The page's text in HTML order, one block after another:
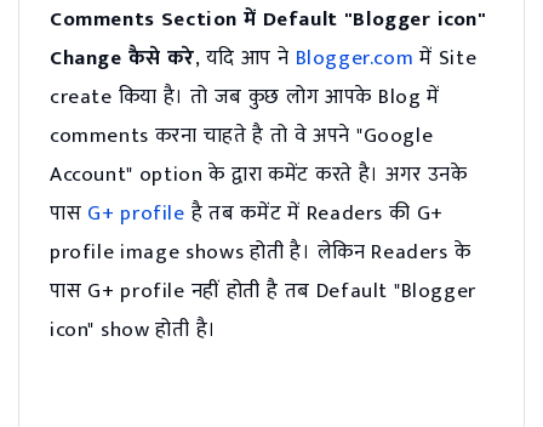
Comments Section में Default "Blogger icon"
Change कैसे करे, यदि आप ने Blogger.com में Site
create किया है। तो जब कुछ लोग आपके Blog में
comments करना चाहते है तो वे अपने "Google
Account" option के द्वारा कमेंट करते है। अगर उनके
पास G+ profile है तब कमेंट में Readers की G+
profile image shows होती है। लेकिन Readers के
पास G+ profile नहीं होती है तब Default "Blogger
icon" show होती है।